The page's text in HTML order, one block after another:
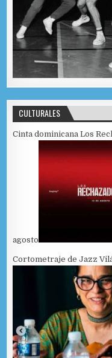
CULTURALES
Cinta dominicana Los
agosto
Cortometraje de Jazz